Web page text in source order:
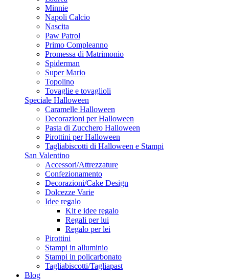
Minnie
Napoli Calcio
Nascita
Paw Patrol
Primo Compleanno
Promessa di Matrimonio
Spiderman
Super Mario
Topolino
Tovaglie e tovaglioli
Speciale Halloween
Caramelle Halloween
Decorazioni per Halloween
Pasta di Zucchero Halloween
Pirottini per Halloween
Tagliabiscotti di Halloween e Stampi
San Valentino
Accessori/Attrezzature
Confezionamento
Decorazioni/Cake Design
Dolcezze Varie
Idee regalo
Kit e idee regalo
Regali per lui
Regalo per lei
Pirottini
Stampi in alluminio
Stampi in policarbonato
Tagliabiscotti/Tagliapast
Blog